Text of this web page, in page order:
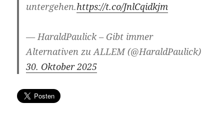
untergehen.https://t.co/JnlCqidkjm
— HaraldPaulick – Gibt immer
Alternativen zu ALLEM (@HaraldPaulick)
30. Oktober 2025